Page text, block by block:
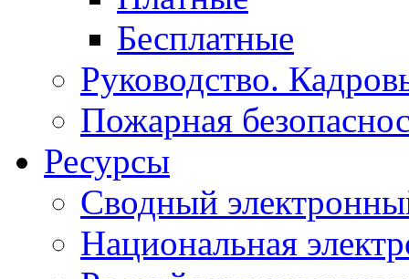
Бесплатные
Руководство.
Пожарная
Ресурсы
Сводный
Национальная